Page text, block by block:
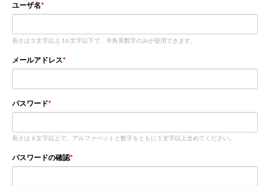
ユーザ名
長さは 3 文字以上 16 文字以下で、半角英数字のみが使用できます。
メールアドレス
パスワード
長さは 6 文字以上で、アルファベットと数字をともに 1 文字以上含めてください。
パスワードの確認